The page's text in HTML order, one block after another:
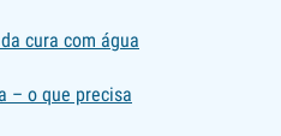
cura com água
– o que precisa